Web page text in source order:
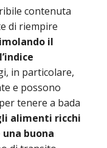
contenuta
di riempire
il
in particolare,
e possono
tenere a bada
alimenti ricchi
buona